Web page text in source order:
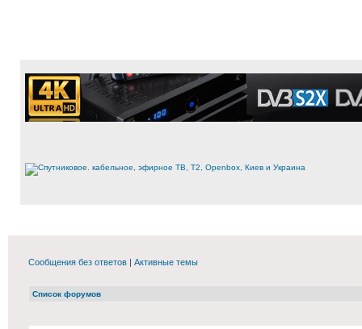
Сообщения без ответов | Активные темы
Список форумов